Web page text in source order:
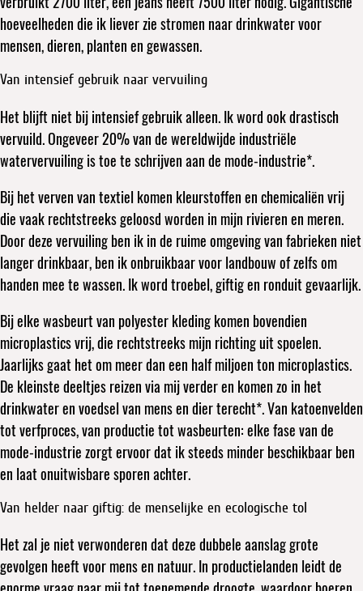
hoeveelheden die ik liever zie stromen naar drinkwater voor
mensen, dieren, planten en gewassen.
Van intensief gebruik naar vervuiling
Het blijft niet bij intensief gebruik alleen. Ik word ook drastisch
vervuild. Ongeveer 20% van de wereldwijde industriële
watervervuiling is toe te schrijven aan de mode-industrie*.
Bij het verven van textiel komen kleurstoffen en chemicaliën vrij
die vaak rechtstreeks geloosd worden in mijn rivieren en meren.
Door deze vervuiling ben ik in de ruime omgeving van fabrieken niet
langer drinkbaar, ben ik onbruikbaar voor landbouw of zelfs om
handen mee te wassen. Ik word troebel, giftig en ronduit gevaarlijk.
Bij elke wasbeurt van polyester kleding komen bovendien
microplastics vrij, die rechtstreeks mijn richting uit spoelen.
Jaarlijks gaat het om meer dan een half miljoen ton microplastics.
De kleinste deeltjes reizen via mij verder en komen zo in het
drinkwater en voedsel van mens en dier terecht*. Van katoenvelden
tot verfproces, van productie tot wasbeurten: elke fase van de
mode-industrie zorgt ervoor dat ik steeds minder beschikbaar ben
en laat onuitwisbare sporen achter.
Van helder naar giftig: de menselijke en ecologische tol
Het zal je niet verwonderen dat deze dubbele aanslag grote
gevolgen heeft voor mens en natuur. In productielanden leidt de